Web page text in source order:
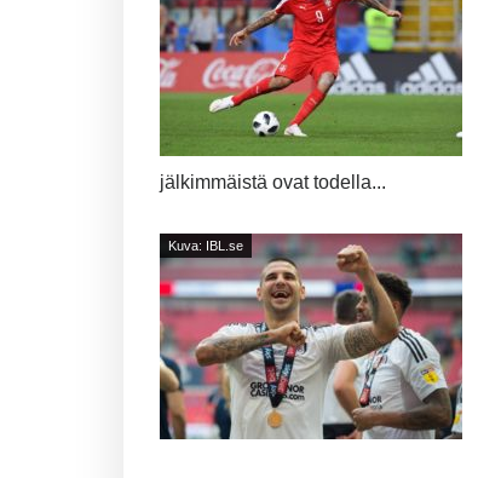
jälkimmäistä ovat todella...
Kuva: IBL.se